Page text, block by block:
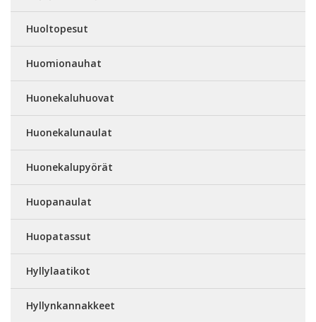
Huoltopesut
Huomionauhat
Huonekaluhuovat
Huonekalunaulat
Huonekalupyörät
Huopanaulat
Huopatassut
Hyllylaatikot
Hyllynkannakkeet